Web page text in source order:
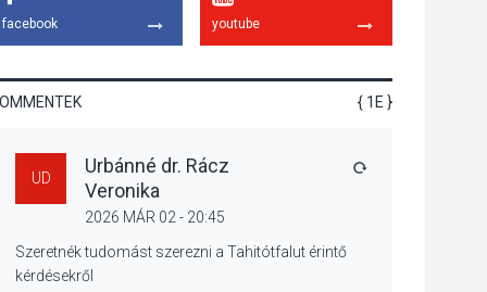
élményt kínálnak a
szabadtéri előadások
Szeptembertől
emelkednek a
parkolási díjak
facebook youtube
{ 1E }
UD
Urbánné dr. Rácz
Veronika
2026 MÁR 02 - 20:45
Szeretnék tudomást szerezni a Tahitótfalut érintő
kérdésekről